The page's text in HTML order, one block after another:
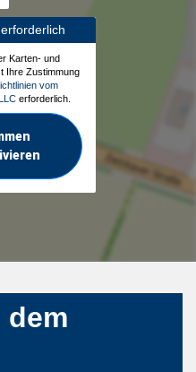
Karten- und
Ihre Zustimmung
vom
erforderlich.
dem